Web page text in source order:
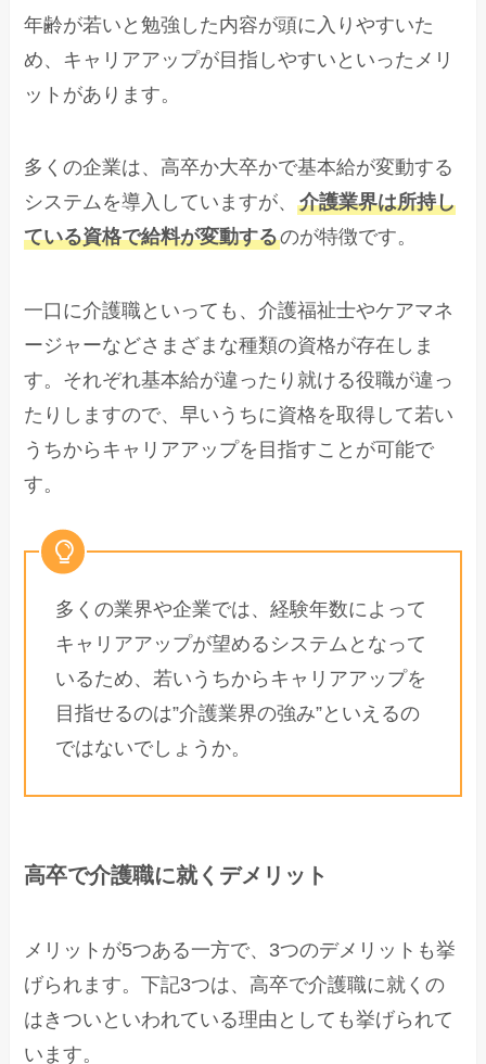
年齢が若いと勉強した内容が頭に入りやすいた
め、キャリアアップが目指しやすいといったメリ
ットがあります。
多くの企業は、高卒か大卒かで基本給が変動する
システムを導入していますが、介護業界は所持し
ている資格で給料が変動するのが特徴です。
一口に介護職といっても、介護福祉士やケアマネ
ージャーなどさまざまな種類の資格が存在しま
す。それぞれ基本給が違ったり就ける役職が違っ
たりしますので、早いうちに資格を取得して若い
うちからキャリアアップを目指すことが可能で
す。
多くの業界や企業では、経験年数によって
キャリアアップが望めるシステムとなって
いるため、若いうちからキャリアアップを
目指せるのは”介護業界の強み”といえるの
ではないでしょうか。
高卒で介護職に就くデメリット
メリットが5つある一方で、3つのデメリットも挙
げられます。下記3つは、高卒で介護職に就くの
はきついといわれている理由としても挙げられて
います。